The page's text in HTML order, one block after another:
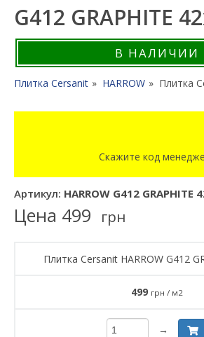
G412 GRAPHITE
В НАЛИЧИИ
Плитка Cersanit HARROW Плитка
Скажите код
Артикул: HARROW G412 GRAPHITE
Цена 499 грн
Плитка Cersanit HARROW G412
499 грн / м2
→